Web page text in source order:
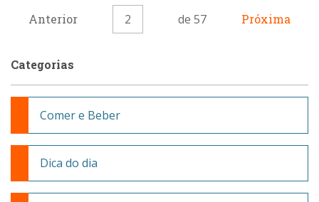
Anterior 2 de 57 Próxima
Categorias
Comer e Beber
Dica do dia